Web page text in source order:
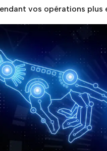
vos opérations plus